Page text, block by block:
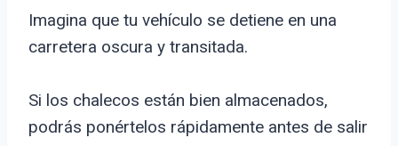
Imagina que tu vehículo se detiene en una
carretera oscura y transitada.
Si los chalecos están bien almacenados,
podrás ponértelos rápidamente antes de salir